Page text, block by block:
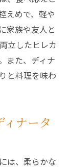
えめで、軽や
家族や友人と
立したヒレカ
また、ディナ
と料理を味わ
ナータ
は、柔らかな